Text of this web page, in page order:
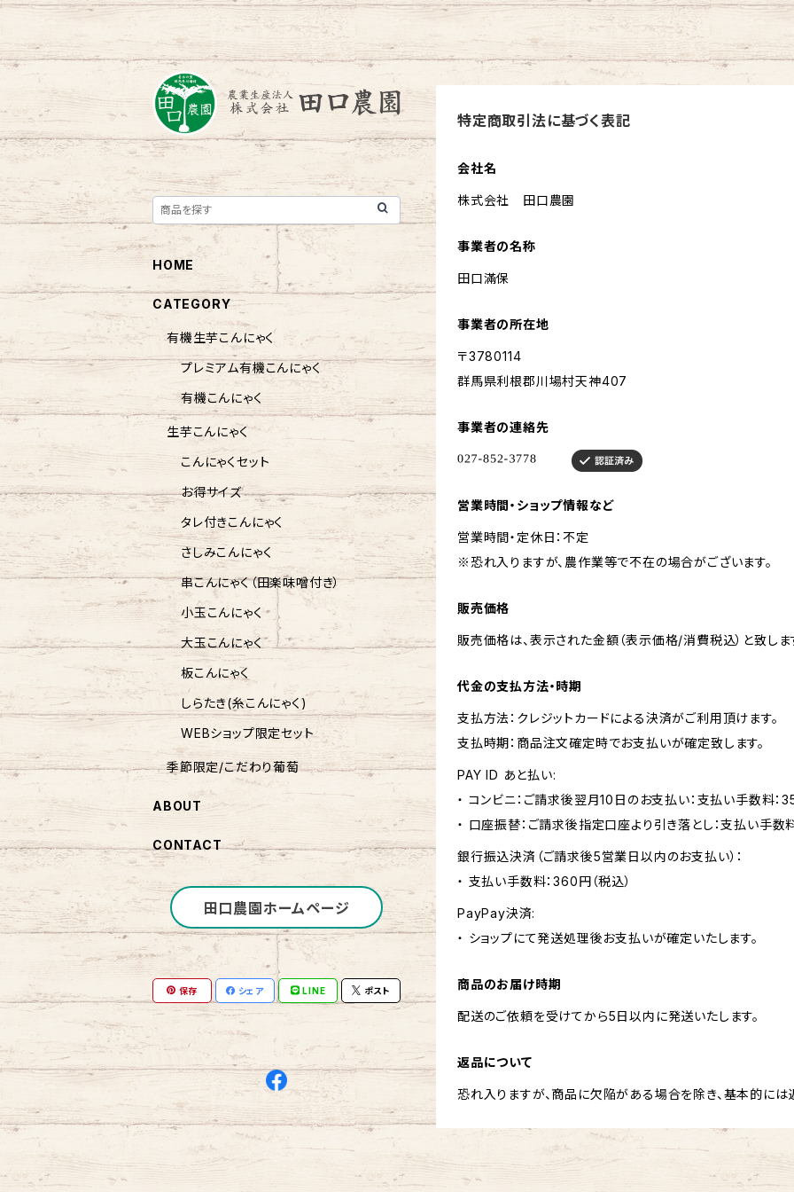
特定商取引法に基づく表記
会社名
株式会社 田口農園
事業者の名称
田口滿保
事業者の所在地
〒3780114
群馬県利根郡川場村天神407
事業者の連絡先
営業時間・ショップ情報など
営業時間・定休日：不定
※恐れ入りますが、農作業等で不在の場合がございます。
販売価格
販売価格は、表示された金額（表示価格/消費税込）と致しま
代金の支払方法・時期
支払方法：クレジットカードによる決済がご利用頂けます。
支払時期：商品注文確定時でお支払いが確定致します。
PAY ID あと払い:
・ コンビニ：ご請求後翌月10日のお支払い：支払い手数料：
・ 口座振替：ご請求後指定口座より引き落とし：支払い手数
銀行振込決済（ご請求後5営業日以内のお支払い）：
・ 支払い手数料：360円（税込）
PayPay決済:
・ ショップにて発送処理後お支払いが確定いたします。
商品のお届け時期
配送のご依頼を受けてから5日以内に発送いたします。
返品について
恐れ入りますが、商品に欠陥がある場合を除き、基本的には
HOME
CATEGORY
有機生芋こんにゃく
プレミアム有機こんにゃく
有機こんにゃく
生芋こんにゃく
こんにゃくセット
お得サイズ
タレ付きこんにゃく
さしみこんにゃく
串こんにゃく（田楽味噌付き）
小玉こんにゃく
大玉こんにゃく
板こんにゃく
しらたき(糸こんにゃく)
WEBショップ限定セット
季節限定/こだわり葡萄
ABOUT
CONTACT
田口農園ホームページ
保存 シェア LINE ポスト